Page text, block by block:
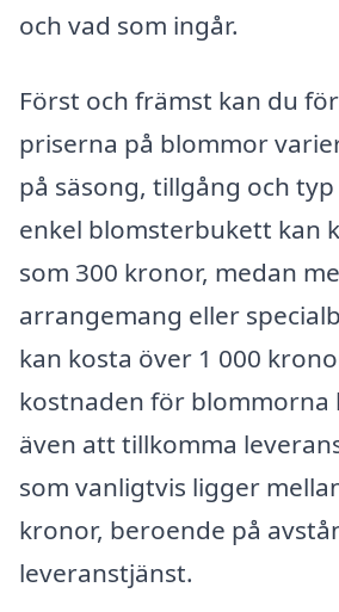
och vad som ingår.
Först och främst kan du
priserna på blommor
på säsong, tillgång och
enkel blomsterbukett kan
som 300 kronor, medan
arrangemang eller
kan kosta över 1 000
kostnaden för blommorna
även att tillkomma
som vanligtvis ligger
kronor, beroende på
leveranstjänst.